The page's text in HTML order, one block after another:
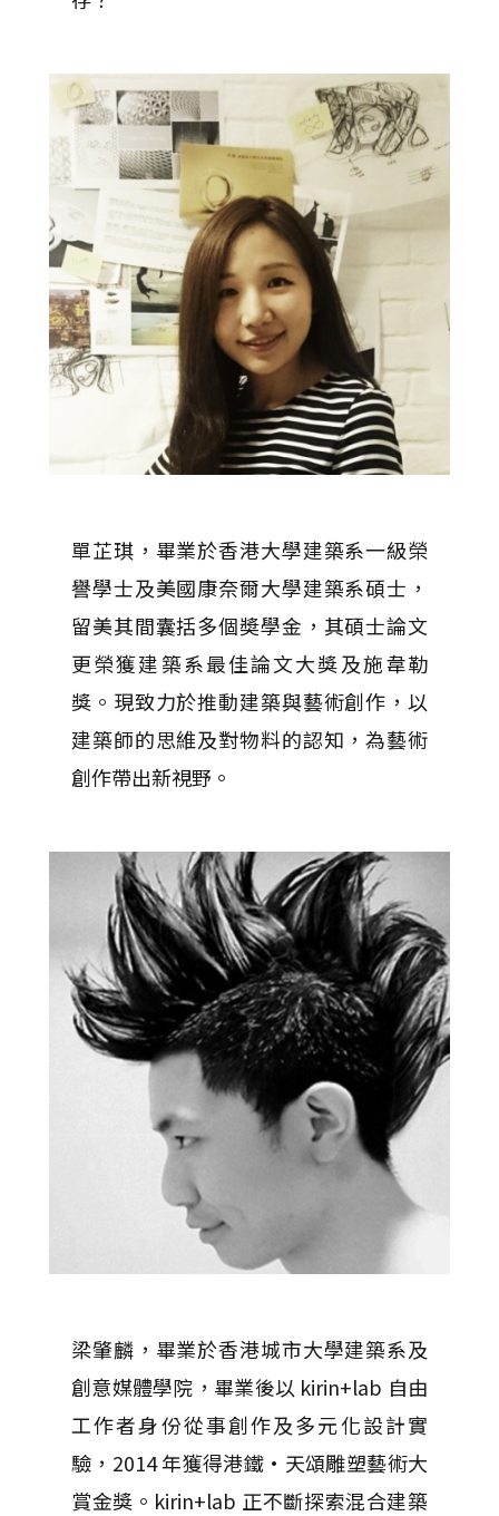
單芷琪，畢業於香港大學建築系一級榮
譽學士及美國康奈爾大學建築系碩士，
留美其間囊括多個奬學金，其碩士論文
更榮獲建築系最佳論文大獎及施韋勒
獎。現致力於推動建築與藝術創作，以
建築師的思維及對物料的認知，為藝術
創作帶出新視野。
梁肇麟，畢業於香港城市大學建築系及
創意媒體學院，畢業後以 kirin+lab 自由
工作者身份從事創作及多元化設計實
驗，2014 年獲得港鐵•天頌雕塑藝術大
賞金獎。kirin+lab 正不斷探索混合建築